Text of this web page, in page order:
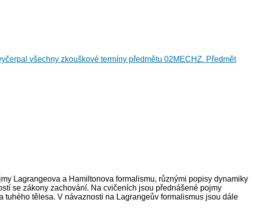
všechny zkouškové termíny předmětu 02MECHZ. Předmět
Lagrangeova a Hamiltonova formalismu, různými popisy dynamiky
se zákony zachování. Na cvičeních jsou přednášené pojmy
tělesa. V návaznosti na Lagrangeův formalismus jsou dále